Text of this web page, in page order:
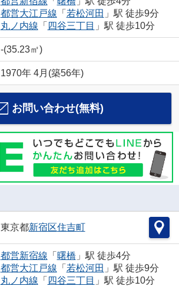
都営大江戸線 「 若松河田 」駅 徒歩9分
丸ノ内線 「 四谷三丁目 」駅 徒歩10分
-(35.23㎡)
1970年 4月(築56年)
お問い合わせ(無料)
東京都新宿区住吉町
都営新宿線 「 曙橋 」駅 徒歩4分
都営大江戸線 「 若松河田 」駅 徒歩9分
丸ノ内線 「 四谷三丁目 」駅 徒歩10分